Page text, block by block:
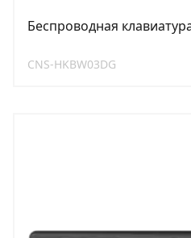
Беспроводная
CNS-HKBW03DG